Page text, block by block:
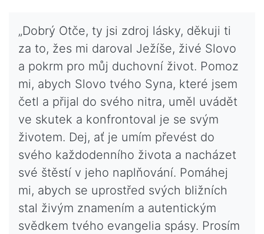
„Dobrý Otče, ty jsi zdroj lásky, děkuji ti
za to, žes mi daroval Ježíše, živé Slovo
a pokrm pro můj duchovní život. Pomoz
mi, abych Slovo tvého Syna, které jsem
četl a přijal do svého nitra, uměl uvádět
ve skutek a konfrontoval je se svým
životem. Dej, ať je umím převést do
svého každodenního života a nacházet
své štěstí v jeho naplňování. Pomáhej
mi, abych se uprostřed svých bližních
stal živým znamením a autentickým
svědkem tvého evangelia spásy. Prosím